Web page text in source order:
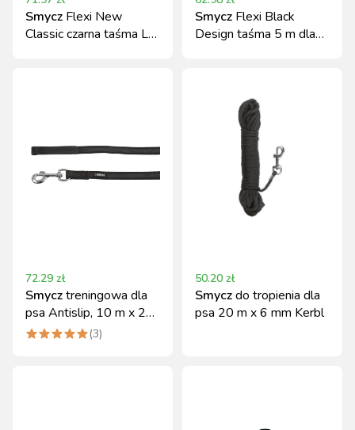
Smycz Flexi New
Classic czarna taśma L
Smycz Flexi Black
Design taśma 5 m dla
72.29 zł
Smycztreningowa dla
psa Antislip, 10 m x 20
mm, czarna, Kerbl
(3)
50.20 zł
Smyczdo tropienia dla
psa 20 m x 6 mm Kerbl